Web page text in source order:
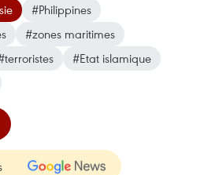
#Philippines
#zones maritimes
#Etat islamique